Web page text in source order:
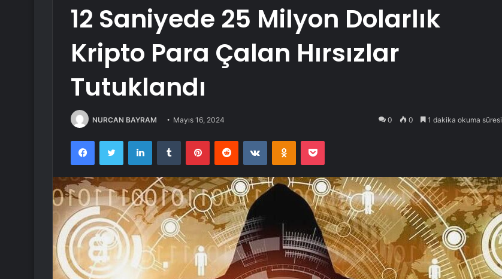
12 Saniyede 25 Milyon Dolarlık
Kripto Para Çalan Hırsızlar
Tutuklandı
NURCAN BAYRAM Mayıs 16, 2024 0 0 1 dakika okuma süresi
FacebookTwitter LinkedInTumblr PinterestReddit VKontakteOdnoklassniki
Pocket